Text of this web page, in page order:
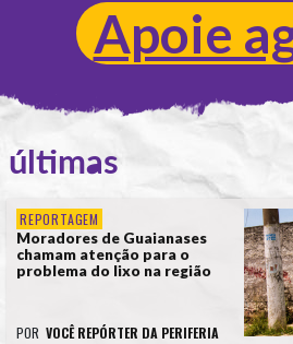
Apoie
últimas
REPORTAGEM
Moradores de Guaianases
chamam atenção para o
problema do lixo na região
POR VOCÊ REPÓRTER DA PERIFERIA